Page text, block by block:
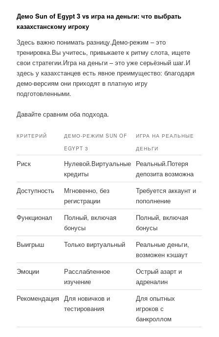
Демо Sun of Egypt 3 vs игра на деньги: что выбрать
казахстанскому игроку
Здесь важно понимать разницу.Демо-режим – это
тренировка.Вы учитесь, привыкаете к ритму слота, ищете
свои стратегии.Игра на деньги – это уже серьёзный шаг.И
здесь у казахстанцев есть явное преимущество: благодаря
демо-версиям они приходят в платную игру
подготовленными.
Давайте сравним оба подхода.
КРИТЕРИЙ
ДЕМО-РЕЖИМ SUN OF
EGYPT 3
ИГРА НА РЕАЛЬНЫЕ
ДЕНЬГИ
Риск
Нулевой.Виртуальные
кредиты
Реальный.Потеря
депозита возможна
Доступность
Мгновенно, без
регистрации
Требуется аккаунт и
пополнение
Функционал
Полный, включая
бонусы
Полный, включая
бонусы
Выигрыш
Только виртуальный
Реальные деньги,
возможен кэшаут
Эмоции
Расслабленное
изучение
Острый азарт и
адреналин
Рекомендация Для новичков и
тестирования
Для опытных
игроков с
банкроллом